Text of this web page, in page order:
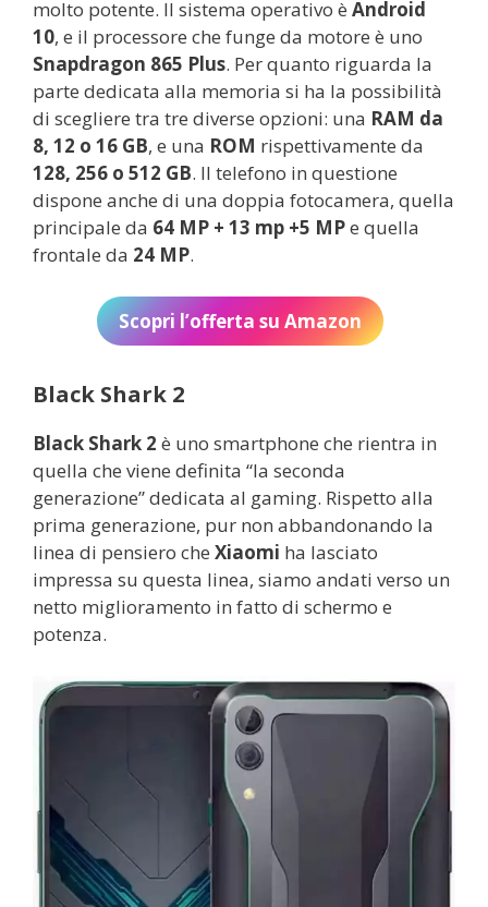
molto potente. Il sistema operativo è Android
10, e il processore che funge da motore è uno
Snapdragon 865 Plus. Per quanto riguarda la
parte dedicata alla memoria si ha la possibilità
di scegliere tra tre diverse opzioni: una RAM da
8, 12 o 16 GB, e una ROM rispettivamente da
128, 256 o 512 GB. Il telefono in questione
dispone anche di una doppia fotocamera, quella
principale da 64 MP + 13 mp +5 MPe quella
frontale da 24 MP.
Scopri l’offerta su Amazon
Black Shark 2
Black Shark 2 è uno smartphone che rientra in
quella che viene definita “la seconda
generazione” dedicata al gaming. Rispetto alla
prima generazione, pur non abbandonando la
linea di pensiero che Xiaomi ha lasciato
impressa su questa linea, siamo andati verso un
netto miglioramento in fatto di schermo e
potenza.